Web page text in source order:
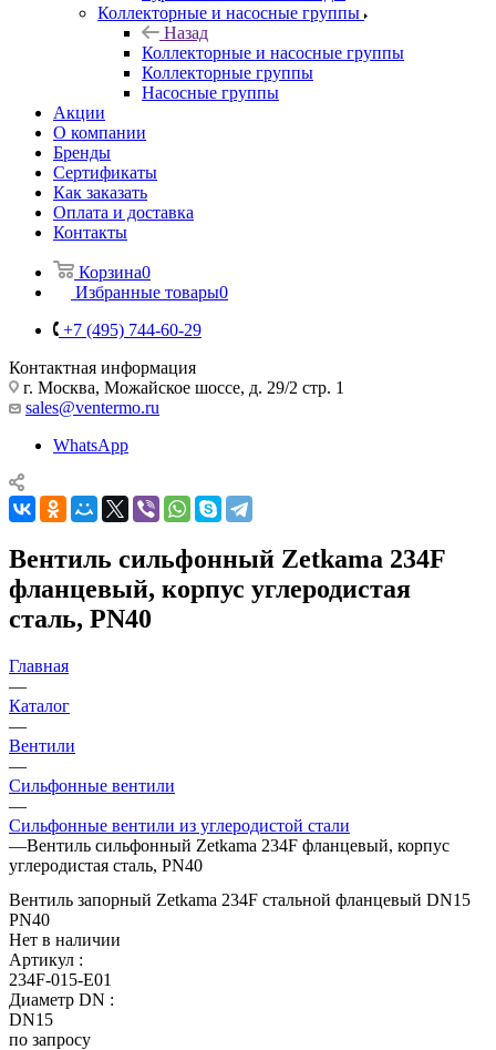
Коллекторные и насосные группы
Назад
Коллекторные и насосные группы
Коллекторные группы
Насосные группы
Акции
О компании
Бренды
Сертификаты
Как заказать
Оплата и доставка
Контакты
Корзина0
Избранные товары0
+7 (495) 744-60-29
Контактная информация
г. Москва, Можайское шоссе, д. 29/2 стр. 1
sales@ventermo.ru
WhatsApp
Вентиль сильфонный Zetkama 234F
фланцевый, корпус углеродистая
сталь, PN40
Главная
—
Каталог
—
Вентили
—
Сильфонные вентили
—
Сильфонные вентили из углеродистой стали
—Вентиль сильфонный Zetkama 234F фланцевый, корпус
углеродистая сталь, PN40
Вентиль запорный Zetkama 234F стальной фланцевый DN15
PN40
Нет в наличии
Артикул :
234F-015-E01
Диаметр DN :
DN15
по запросу